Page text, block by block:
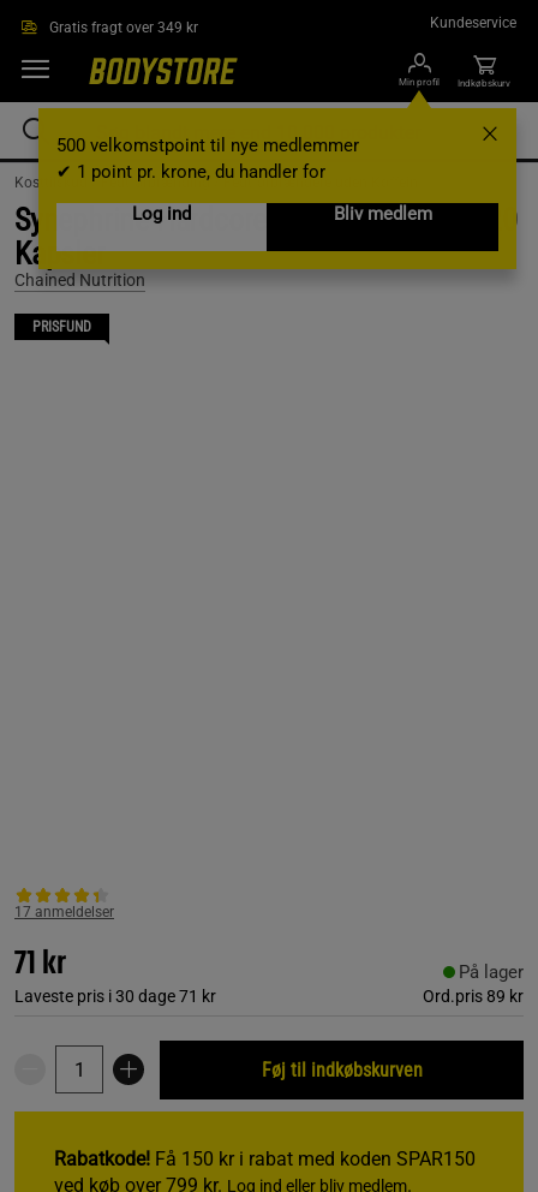
Gratis fragt over 349 kr Kundeservice
Min profil
500 velkomstpoint til nye medlemmer
✔ 1 point pr. krone, du handler for
Log ind
Bliv medlem
Indkøbskurv
Kosttilskud / Fedtforbrænding /Fedtforbrændere uden Koffein
Synephrine Hardcore Fedtforbrænder 120
Kapsler
Chained Nutrition
PRISFUND
17 anmeldelser
71 kr
Laveste pris i 30 dage71 kr Ord.pris 89 kr
På lager
Føj til indkøbskurven
Rabatkode! Få 150 kr i rabat med koden SPAR150
ved køb over 799 kr. Log ind eller bliv medlem.